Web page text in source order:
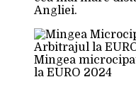
Angliei.
Mingea
la EURO 2024